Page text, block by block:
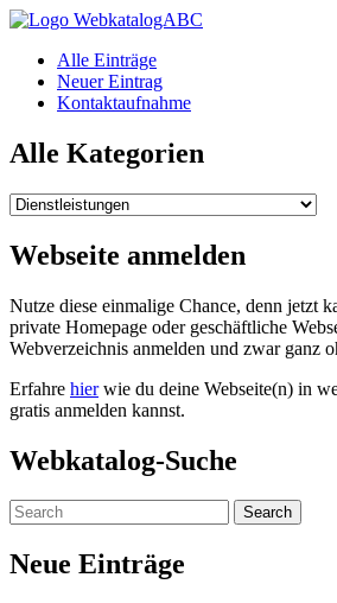
WebkatalogABC
Alle Einträge
Neuer Eintrag
Kontaktaufnahme
Alle Kategorien
Alle
Webseite anmelden
Nutze diese einmalige Chance, denn jetzt
private Homepage oder geschäftliche
Webverzeichnis anmelden und zwar ganz
Erfahre hierwie du deine Webseite(n) in
gratis anmelden kannst.
Webkatalog-Suche
Neue Einträge